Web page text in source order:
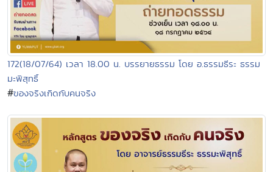
172(18/07/64) เวลา 18.00 น. บรรยายธรรม โดย อ.ธรรมธีระ ธรรม
มะพิสุทธิ์
#ของจริงเกิดกับคนจริง